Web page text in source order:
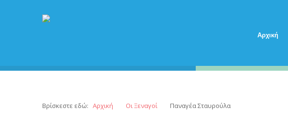
Αρχική
Βρίσκεστε εδώ: Αρχική Οι Ξεναγοί Παναγέα Σταυρούλα